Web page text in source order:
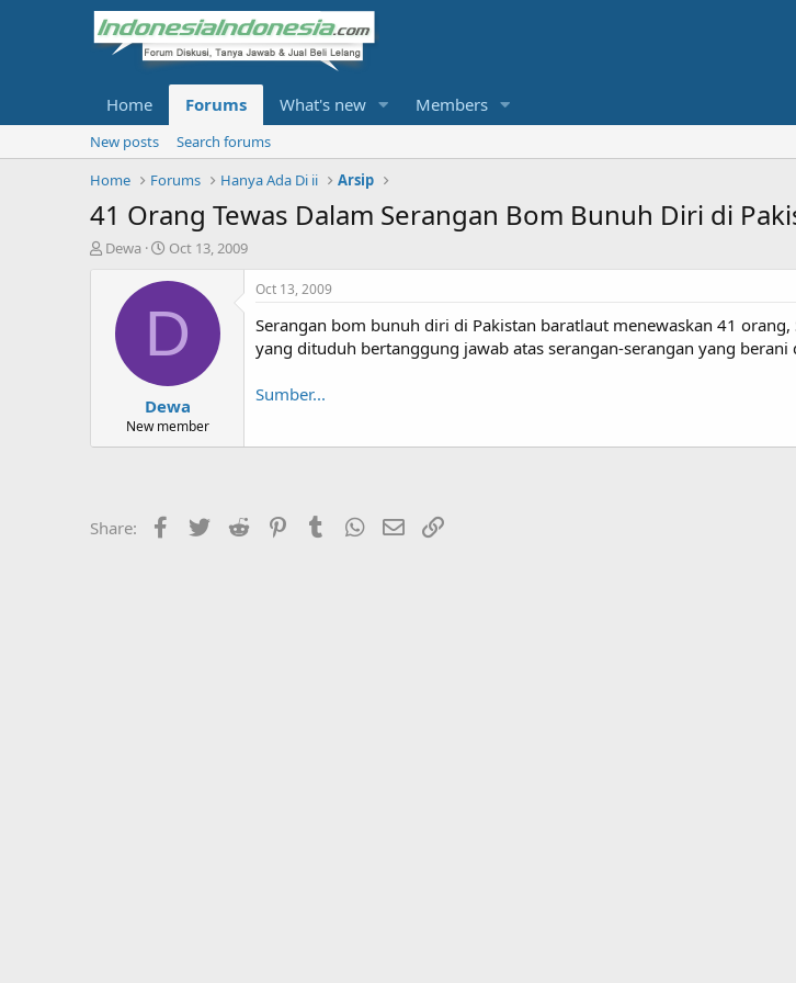
Home Forums What's new Members
New posts
Search forums
Home
Forums Hanya Ada Di ii Arsip
41 Orang Tewas Dalam Serangan Bom Bunuh Diri di
T
t
Dewa
S
a
d
t
e
Oct 13, 2009
D
Dewa
New member
Oct 13, 2009
Serangan bom bunuh diri di Pakistan baratlaut menewaskan 41
yang dituduh bertanggung jawab atas serangan-serangan yang berani
Sumber...
Share: Facebook
Twitter Reddit PinterestTumblrWhatsApp
Email